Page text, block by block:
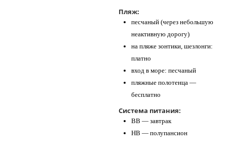
Пляж:
песчаный (через небольшую
неактивную дорогу)
на пляже зонтики, шезлонги:
платно
вход в море: песчаный
пляжные полотенца —
бесплатно
Система питания:
BB — завтрак
HB — полупансион